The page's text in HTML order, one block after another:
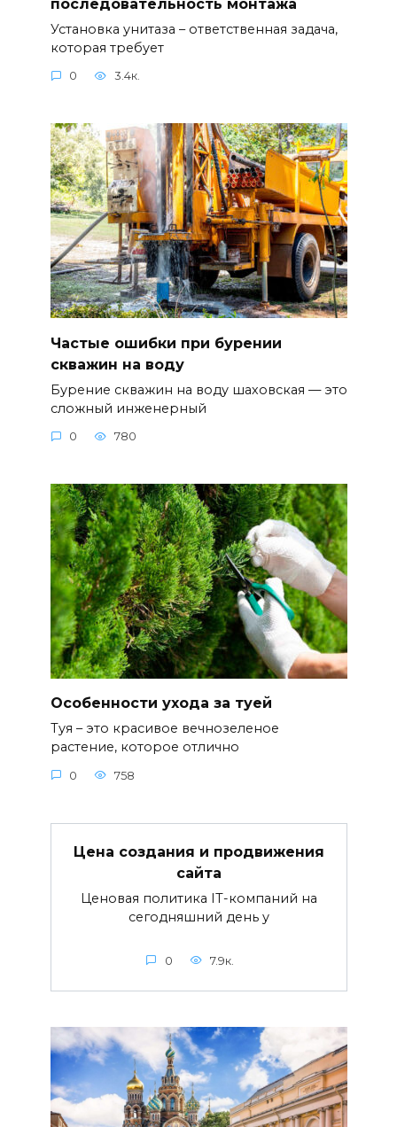
последовательность монтажа
Установка унитаза – ответственная задача,
которая требует
0 3.4к.
Частые ошибки при бурении
скважин на воду
Бурение скважин на воду шаховская — это
сложный инженерный
0 780
Особенности ухода за туей
Туя – это красивое вечнозеленое
растение, которое отлично
0 758
Цена создания и продвижения
сайта
Ценовая политика IT-компаний на
сегодняшний день у
0 7.9к.